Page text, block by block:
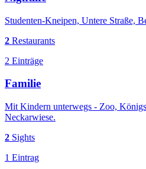
Studenten-Kneipen, Untere Straße,
2 Restaurants
2 Einträge
Familie
Mit Kindern unterwegs - Zoo,
Neckarwiese.
2 Sights
1 Eintrag